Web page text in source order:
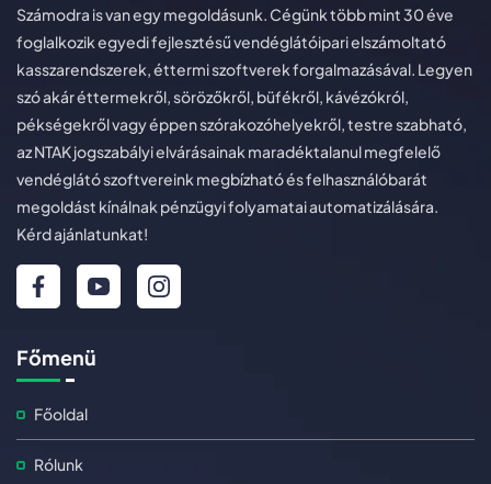
Számodra is van egy megoldásunk. Cégünk több mint 30 éve
foglalkozik egyedi fejlesztésű vendéglátóipari elszámoltató
kasszarendszerek, éttermi szoftverek forgalmazásával. Legyen
szó akár éttermekről, sörözőkről, büfékről, kávézókról,
pékségekről vagy éppen szórakozóhelyekről, testre szabható,
az NTAK jogszabályi elvárásainak maradéktalanul megfelelő
vendéglátó szoftvereink megbízható és felhasználóbarát
megoldást kínálnak pénzügyi folyamatai automatizálására.
Kérd ajánlatunkat!
Főmenü
Főoldal
Rólunk